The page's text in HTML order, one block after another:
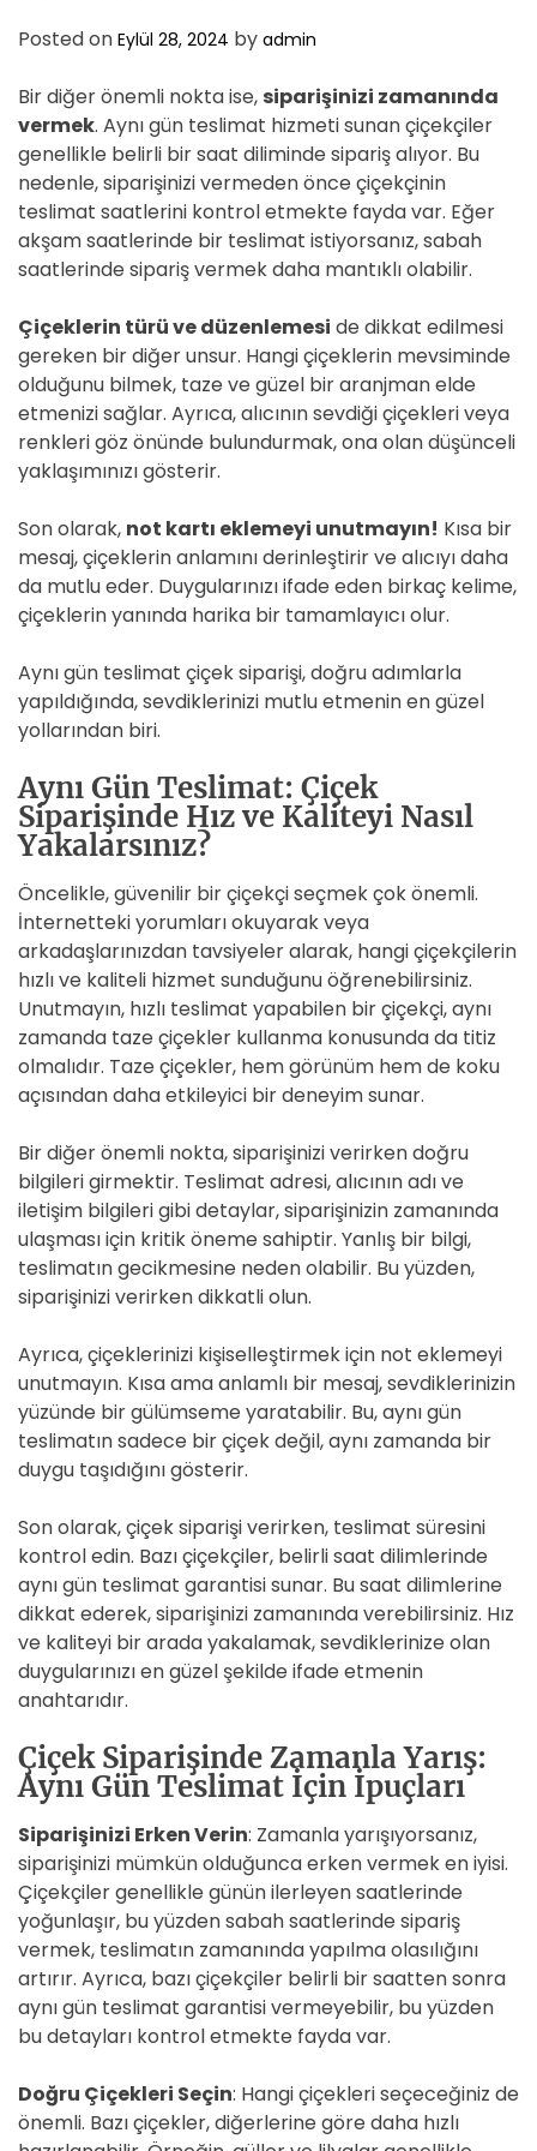
Posted on Eylül 28, 2024 by admin
Bir diğer önemli nokta ise, siparişinizi zamanında
vermek. Aynı gün teslimat hizmeti sunan çiçekçiler
genellikle belirli bir saat diliminde sipariş alıyor. Bu
nedenle, siparişinizi vermeden önce çiçekçinin
teslimat saatlerini kontrol etmekte fayda var. Eğer
akşam saatlerinde bir teslimat istiyorsanız, sabah
saatlerinde sipariş vermek daha mantıklı olabilir.
Çiçeklerin türü ve düzenlemesi de dikkat edilmesi
gereken bir diğer unsur. Hangi çiçeklerin mevsiminde
olduğunu bilmek, taze ve güzel bir aranjman elde
etmenizi sağlar. Ayrıca, alıcının sevdiği çiçekleri veya
renkleri göz önünde bulundurmak, ona olan düşünceli
yaklaşımınızı gösterir.
Son olarak, not kartı eklemeyi unutmayın! Kısa bir
mesaj, çiçeklerin anlamını derinleştirir ve alıcıyı daha
da mutlu eder. Duygularınızı ifade eden birkaç kelime,
çiçeklerin yanında harika bir tamamlayıcı olur.
Aynı gün teslimat çiçek siparişi, doğru adımlarla
yapıldığında, sevdiklerinizi mutlu etmenin en güzel
yollarından biri.
Aynı Gün Teslimat: Çiçek
Siparişinde Hız ve Kaliteyi Nasıl
Yakalarsınız?
Öncelikle, güvenilir bir çiçekçi seçmek çok önemli.
İnternetteki yorumları okuyarak veya
arkadaşlarınızdan tavsiyeler alarak, hangi çiçekçilerin
hızlı ve kaliteli hizmet sunduğunu öğrenebilirsiniz.
Unutmayın, hızlı teslimat yapabilen bir çiçekçi, aynı
zamanda taze çiçekler kullanma konusunda da titiz
olmalıdır. Taze çiçekler, hem görünüm hem de koku
açısından daha etkileyici bir deneyim sunar.
Bir diğer önemli nokta, siparişinizi verirken doğru
bilgileri girmektir. Teslimat adresi, alıcının adı ve
iletişim bilgileri gibi detaylar, siparişinizin zamanında
ulaşması için kritik öneme sahiptir. Yanlış bir bilgi,
teslimatın gecikmesine neden olabilir. Bu yüzden,
siparişinizi verirken dikkatli olun.
Ayrıca, çiçeklerinizi kişiselleştirmek için not eklemeyi
unutmayın. Kısa ama anlamlı bir mesaj, sevdiklerinizin
yüzünde bir gülümseme yaratabilir. Bu, aynı gün
teslimatın sadece bir çiçek değil, aynı zamanda bir
duygu taşıdığını gösterir.
Son olarak, çiçek siparişi verirken, teslimat süresini
kontrol edin. Bazı çiçekçiler, belirli saat dilimlerinde
aynı gün teslimat garantisi sunar. Bu saat dilimlerine
dikkat ederek, siparişinizi zamanında verebilirsiniz. Hız
ve kaliteyi bir arada yakalamak, sevdiklerinize olan
duygularınızı en güzel şekilde ifade etmenin
anahtarıdır.
Çiçek Siparişinde Zamanla Yarış:
Aynı Gün Teslimat İçin İpuçları
Siparişinizi Erken Verin: Zamanla yarışıyorsanız,
siparişinizi mümkün olduğunca erken vermek en iyisi.
Çiçekçiler genellikle günün ilerleyen saatlerinde
yoğunlaşır, bu yüzden sabah saatlerinde sipariş
vermek, teslimatın zamanında yapılma olasılığını
artırır. Ayrıca, bazı çiçekçiler belirli bir saatten sonra
aynı gün teslimat garantisi vermeyebilir, bu yüzden
bu detayları kontrol etmekte fayda var.
Doğru Çiçekleri Seçin: Hangi çiçekleri seçeceğiniz de
önemli. Bazı çiçekler, diğerlerine göre daha hızlı